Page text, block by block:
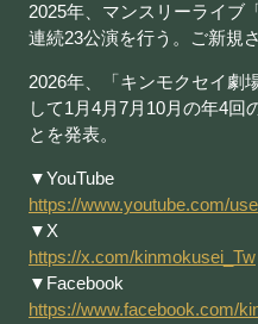
2025年、マンスリーライブ
連続23公演を行う。ご新規
2026年、「キンモクセイ劇
して1月4月7月10月の年4回
とを発表。
▼YouTube
https://www.youtube.com/
▼X
https://x.com/kinmokusei_Tw
▼Facebook
https://www.facebook.com/